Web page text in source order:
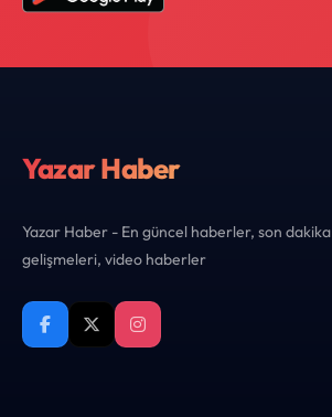
Yazar Haber
Yazar Haber - En güncel haberler, son dakika
gelişmeleri, video haberler